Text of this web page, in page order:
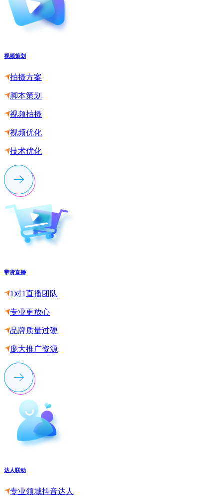
视频策划
拍摄方案
脚本策划
视频拍摄
视频优化
技术优化
带货直播
1对1直播团队
专业更放心
品牌质量过硬
庞大推广资源
达人联动
专业领域抖音达人